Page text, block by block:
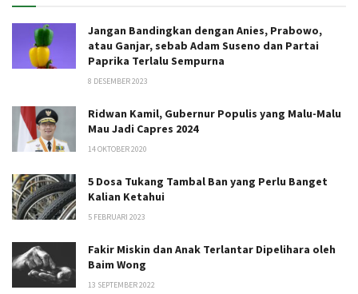
Jangan Bandingkan dengan Anies, Prabowo,
atau Ganjar, sebab Adam Suseno dan Partai
Paprika Terlalu Sempurna
8 DESEMBER 2023
Ridwan Kamil, Gubernur Populis yang Malu-Malu
Mau Jadi Capres 2024
14 OKTOBER 2020
5 Dosa Tukang Tambal Ban yang Perlu Banget
Kalian Ketahui
5 FEBRUARI 2023
Fakir Miskin dan Anak Terlantar Dipelihara oleh
Baim Wong
13 SEPTEMBER 2022